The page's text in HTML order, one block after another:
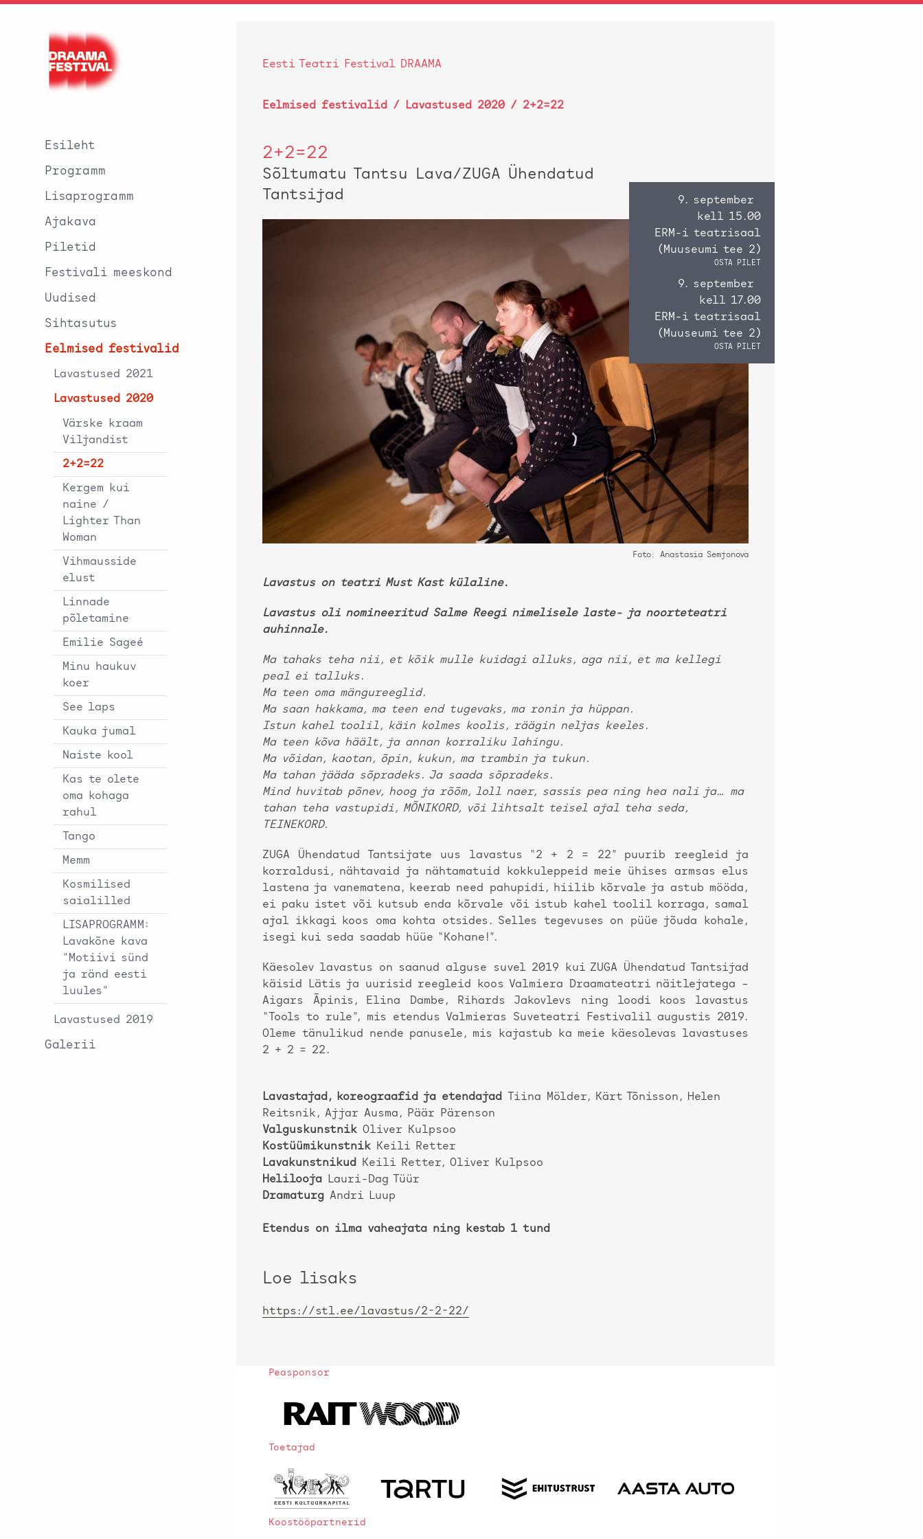
Esileht
Programm
Lisaprogramm
Ajakava
Piletid
Festivali meeskond
Uudised
Sihtasutus
Eelmised festivalid
Lavastused 2021
Lavastused 2020
Värske kraam
Viljandist
2+2=22
Kergem kui
naine /
Lighter Than
Woman
Vihmausside
elust
Linnade
põletamine
Emilie Sageé
Minu haukuv
koer
See laps
Kauka jumal
Naiste kool
Kas te olete
oma kohaga
rahul
Tango
Memm
Kosmilised
saialilled
LISAPROGRAMM:
Lavakõne kava
"Motiivi sünd
ja ränd eesti
luules"
Lavastused 2019
Galerii
Eesti Teatri Festival DRAAMA
Eelmised festivalid / Lavastused 2020 / 2+2=22
2+2=22
Sõltumatu Tantsu Lava/ZUGA Ühendatud
Tantsijad
Foto: Anastasia Semjonova
9. september
kell 15.00
ERM-i teatrisaal
(Muuseumi tee 2)
OSTA PILET
9. september
kell 17.00
ERM-i teatrisaal
(Muuseumi tee 2)
OSTA PILET
Lavastus on teatri Must Kast külaline.
Lavastus oli nomineeritud Salme Reegi nimelisele laste- ja noorteteatri
auhinnale.
Ma tahaks teha nii, et kõik mulle kuidagi alluks, aga nii, et ma kellegi
peal ei talluks.
Ma teen oma mängureeglid.
Ma saan hakkama, ma teen end tugevaks, ma ronin ja hüppan.
Istun kahel toolil, käin kolmes koolis, räägin neljas keeles.
Ma teen kõva häält, ja annan korraliku lahingu.
Ma võidan, kaotan, õpin, kukun, ma trambin ja tukun.
Ma tahan jääda sõpradeks. Ja saada sõpradeks.
Mind huvitab põnev, hoog ja rõõm, loll naer, sassis pea ning hea nali ja… ma
tahan teha vastupidi, MÕNIKORD, või lihtsalt teisel ajal teha seda,
TEINEKORD.
ZUGA Ühendatud Tantsijate uus lavastus “2 + 2 = 22” puurib reegleid ja
korraldusi, nähtavaid ja nähtamatuid kokkuleppeid meie ühises armsas elus
lastena ja vanematena, keerab need pahupidi, hiilib kõrvale ja astub mööda,
ei paku istet või kutsub enda kõrvale või istub kahel toolil korraga, samal
ajal ikkagi koos oma kohta otsides. Selles tegevuses on püüe jõuda kohale,
isegi kui seda saadab hüüe “Kohane!”.
Käesolev lavastus on saanud alguse suvel 2019 kui ZUGA Ühendatud Tantsijad
käisid Lätis ja uurisid reegleid koos Valmiera Draamateatri näitlejatega –
Aigars Āpinis, Elina Dambe, Rihards Jakovlevs ning loodi koos lavastus
“Tools to rule”, mis etendus Valmieras Suveteatri Festivalil augustis 2019.
Oleme tänulikud nende panusele, mis kajastub ka meie käesolevas lavastuses
2 + 2 = 22.
Lavastajad, koreograafid ja etendajad
Tiina Mölder, Kärt Tõnisson, Helen
Reitsnik, Ajjar Ausma, Päär Pärenson
Valguskunstnik Oliver Kulpsoo
Kostüümikunstnik Keili Retter
Lavakunstnikud
Keili Retter, Oliver Kulpsoo
Helilooja Lauri-Dag Tüür
Dramaturg Andri Luup
Etendus on ilma vaheajata ning kestab 1 tund
Loe lisaks
https://stl.ee/lavastus/2-2-22/
Peasponsor
Toetajad
Koostööpartnerid